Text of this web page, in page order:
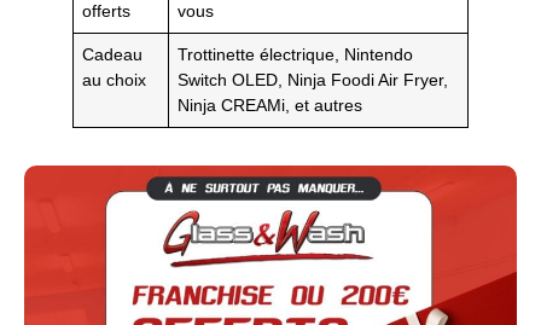
offerts
vous
Cadeau
au choix
Trottinette électrique, Nintendo
Switch OLED, Ninja Foodi Air Fryer,
Ninja CREAMi, et autres